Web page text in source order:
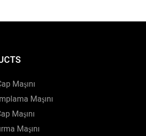
Maşını
Maşını
Maşını
Maşını